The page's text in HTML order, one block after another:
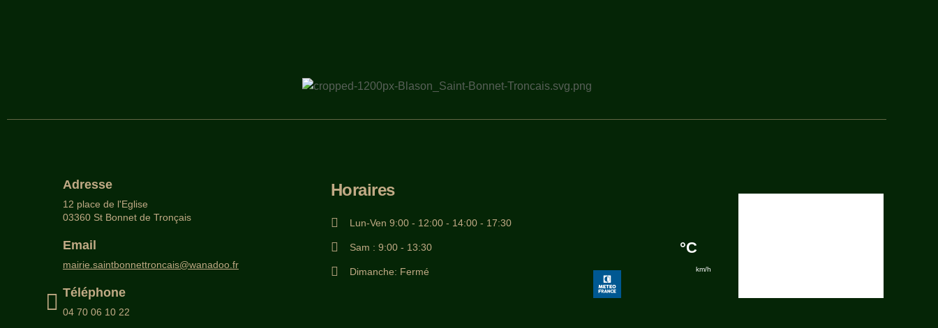
Adresse
12 place de l'Eglise
03360 St Bonnet de Tronçais
Email
mairie.saintbonnettroncais@wanadoo.fr
Téléphone
04 70 06 10 22
Horaires
Lun-Ven 9:00 - 12:00 - 14:00 - 17:30
Sam : 9:00 - 13:30
Dimanche: Fermé